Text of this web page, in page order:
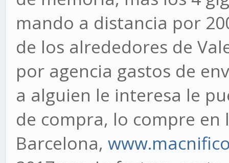
mando a distancia por
de los alrededores de
por agencia gastos de
a alguien le interesa le
de compra, lo compre en
Barcelona,